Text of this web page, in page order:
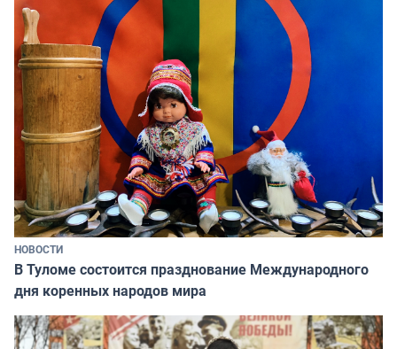
НОВОСТИ
В Туломе состоится празднование Международного
дня коренных народов мира